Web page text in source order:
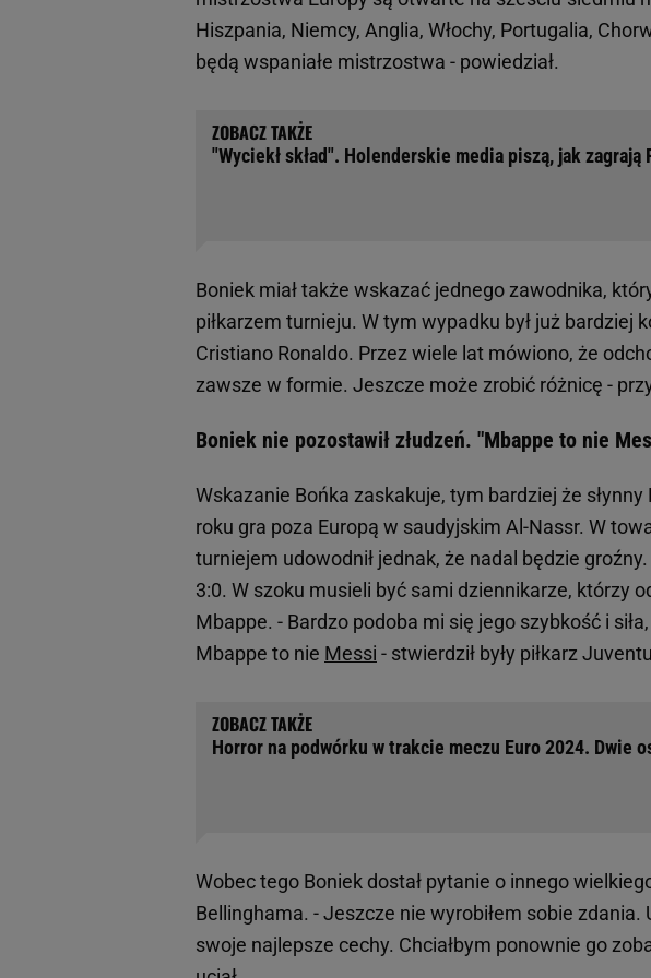
Hiszpania, Niemcy, Anglia, Włochy, Portugalia,
będą wspaniałe mistrzostwa - powiedział.
"Wyciekł skład". Holenderskie media piszą, jak zagrają
Boniek miał także wskazać jednego zawodnika,
piłkarzem turnieju. W tym wypadku był już bardziej
Cristiano Ronaldo. Przez wiele lat mówiono, że
zawsze w formie. Jeszcze może zrobić różnicę -
Boniek nie pozostawił złudzeń. "Mbappe to nie
Wskazanie Bońka zaskakuje, tym bardziej że
roku gra poza Europą w saudyjskim Al-Nassr. W
turniejem udowodnił jednak, że nadal będzie
3:0. W szoku musieli być sami dziennikarze, którzy
Mbappe. - Bardzo podoba mi się jego szybkość i
Mbappe to nie Messi - stwierdził były piłkarz
Horror na podwórku w trakcie meczu Euro 2024. Dwie
Wobec tego Boniek dostał pytanie o innego
Bellinghama. - Jeszcze nie wyrobiłem sobie zdania.
swoje najlepsze cechy. Chciałbym ponownie go